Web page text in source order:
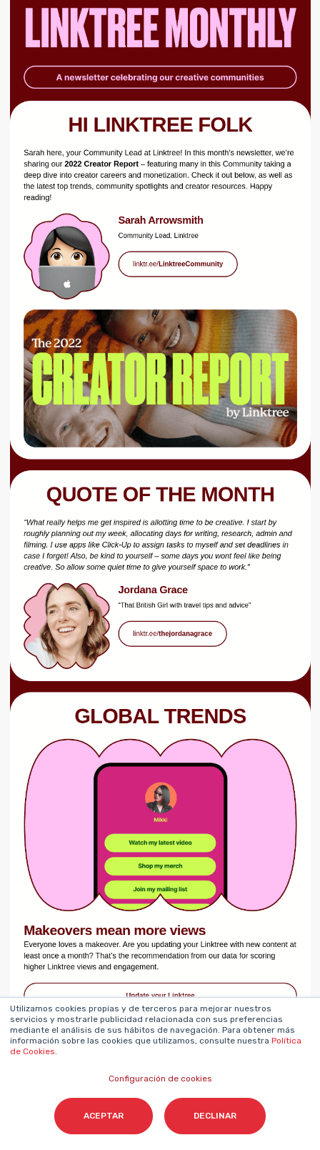
Utilizamos cookies propias y de terceros para mejorar nuestros
servicios y mostrarle publicidad relacionada con sus preferencias
mediante el análisis de sus hábitos de navegación. Para obtener más
información sobre las cookies que utilizamos, consulte nuestra Política
de Cookies.
Configuración de cookies
ACEPTAR DECLINAR